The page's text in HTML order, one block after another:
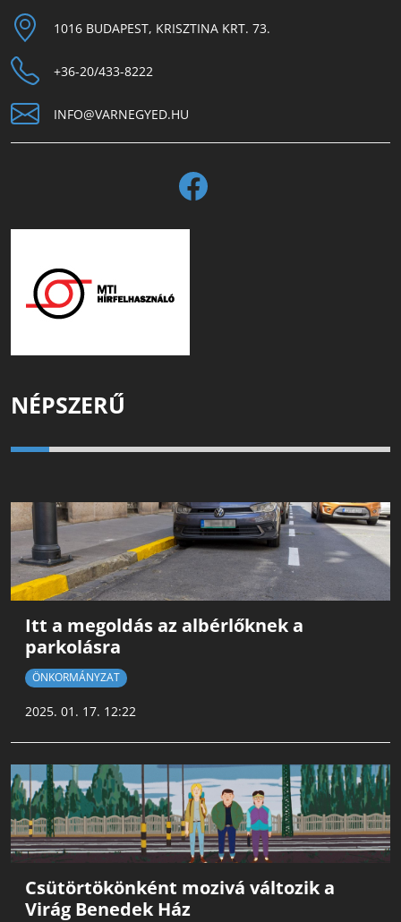
1016 BUDAPEST, KRISZTINA KRT. 73.
+36-20/433-8222
INFO@VARNEGYED.HU
NÉPSZERŰ
Itt a megoldás az albérlőknek a
parkolásra
ÖNKORMÁNYZAT
2025. 01. 17. 12:22
Csütörtökönként mozivá változik a
Virág Benedek Ház